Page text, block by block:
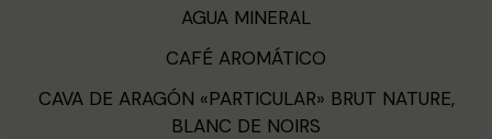
AGUA MINERAL
CAFÉ AROMÁTICO
CAVA DE ARAGÓN «PARTICULAR» BRUT NATURE,
BLANC DE NOIRS